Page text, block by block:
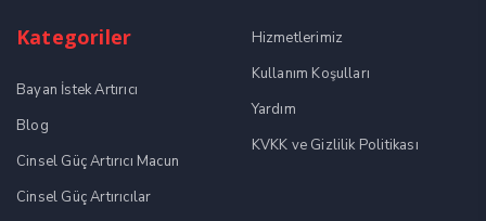
Kategoriler
Bayan İstek Artırıcı
Blog
Cinsel Güç Artırıcı Macun
Cinsel Güç Artırıcılar
Hizmetlerimiz
Kullanım Koşulları
Yardım
KVKK ve Gizlilik Politikası